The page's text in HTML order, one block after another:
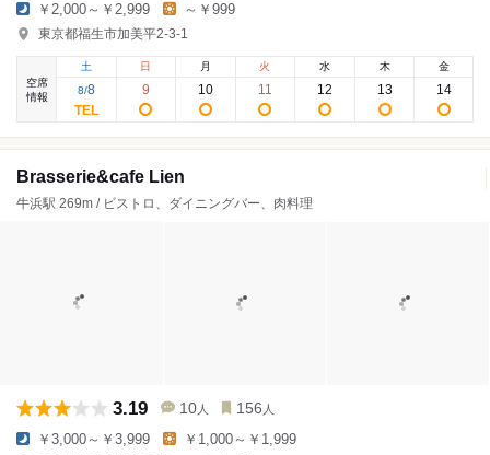
￥2,000～￥2,999 ～￥999
東京都福生市加美平2-3-1
空席
情報
土
8/8
日
9
月
10
火
11
水
12
木
13
金
14
Brasserie&cafe Lien
牛浜駅 269m / ビストロ、ダイニングバー、肉料理
3.19 10 人 156 人
￥3,000～￥3,999 ￥1,000～￥1,999